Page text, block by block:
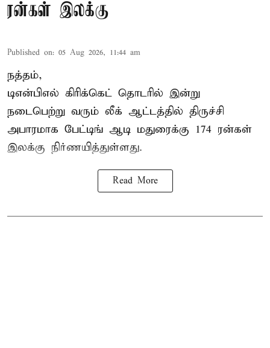
ரன்கள் இலக்கு
Published on: 05 Aug 2026, 11:44 am
நத்தம்,
டிஎன்பிஎல் கிரிக்கெட் தொடரில் இன்று
நடைபெற்று வரும் லீக் ஆட்டத்தில் திருச்சி
அபாரமாக பேட்டிங் ஆடி மதுரைக்கு 174 ரன்கள்
இலக்கு நிர்ணயித்துள்ளது.
Read More